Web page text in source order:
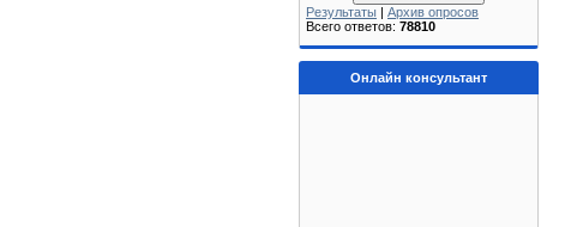
Результаты | Архив опросов
Всего ответов: 78810
Онлайн консультант